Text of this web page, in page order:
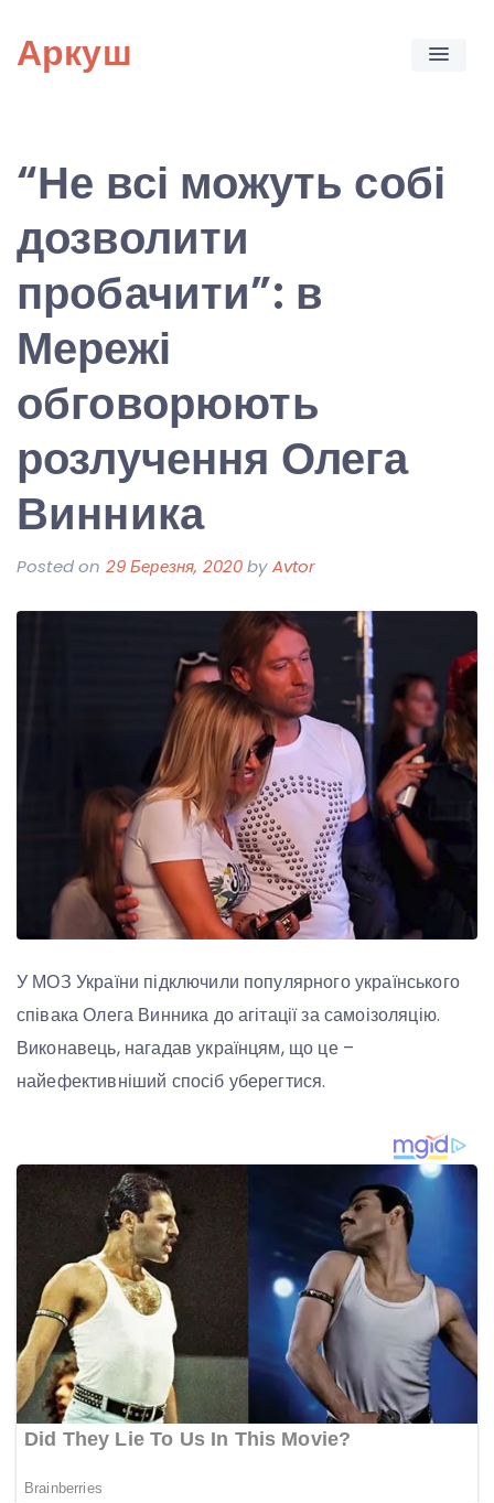
content
Аркуш
“Не всі можуть собі
дозволити
пробачити”: в
Мережі
обговорюють
розлучення Олега
Винника
Posted on 29 Березня, 2020byAvtor
У МОЗ України підключили популярного українського
співака Олега Винника до агітації за самоізоляцію.
Виконавець, нагадав українцям, що це –
найефективніший спосіб уберегтися.